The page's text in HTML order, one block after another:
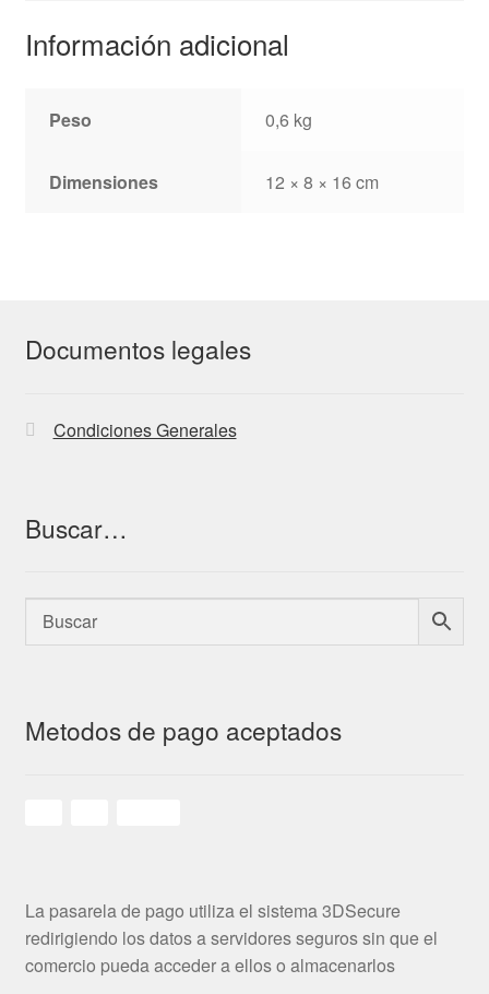
Información adicional
Peso 0,6 kg
Dimensiones 12 × 8 × 16 cm
Documentos legales
Condiciones Generales
Buscar…
Metodos de pago aceptados
La pasarela de pago utiliza el sistema 3DSecure
redirigiendo los datos a servidores seguros sin que el
comercio pueda acceder a ellos o almacenarlos